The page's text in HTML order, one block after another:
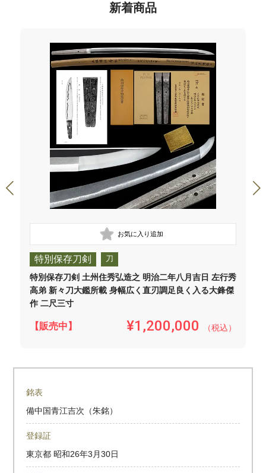
新着商品
特別保存刀剣 刀
特別保存刀剣 土州住秀弘造之 明治二年八月吉日 左行秀
高弟 新々刀大鑑所載 身幅広く直刃調足良く入る大鋒傑
作 二尺三寸
【販売中】 ¥1,200,000 （税込）
銘表
備中国青江吉次（朱銘）
登録証
東京都 昭和26年3月30日